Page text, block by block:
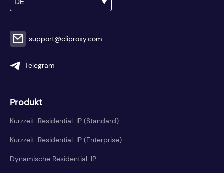
support@cliproxy.com
Telegram
Produkt
Kurzzeit-Residential-IP (Standard)
Kurzzeit-Residential-IP (Enterprise)
Dynamische Residential-IP